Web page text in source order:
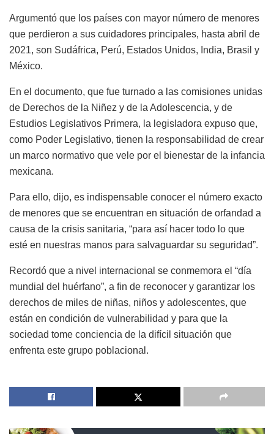
Argumentó que los países con mayor número de menores
que perdieron a sus cuidadores principales, hasta abril de
2021, son Sudáfrica, Perú, Estados Unidos, India, Brasil y
México.
En el documento, que fue turnado a las comisiones unidas
de Derechos de la Niñez y de la Adolescencia, y de
Estudios Legislativos Primera, la legisladora expuso que,
como Poder Legislativo, tienen la responsabilidad de crear
un marco normativo que vele por el bienestar de la infancia
mexicana.
Para ello, dijo, es indispensable conocer el número exacto
de menores que se encuentran en situación de orfandad a
causa de la crisis sanitaria, “para así hacer todo lo que
esté en nuestras manos para salvaguardar su seguridad”.
Recordó que a nivel internacional se conmemora el “día
mundial del huérfano”, a fin de reconocer y garantizar los
derechos de miles de niñas, niños y adolescentes, que
están en condición de vulnerabilidad y para que la
sociedad tome conciencia de la difícil situación que
enfrenta este grupo poblacional.